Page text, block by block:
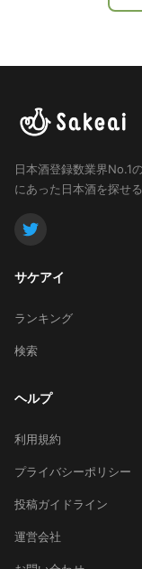
日本酒登録数業界No.1
にあった日本酒を探せる
サケアイ
ランキング
検索
ヘルプ
利用規約
プライバシーポリシー
投稿ガイドライン
運営会社